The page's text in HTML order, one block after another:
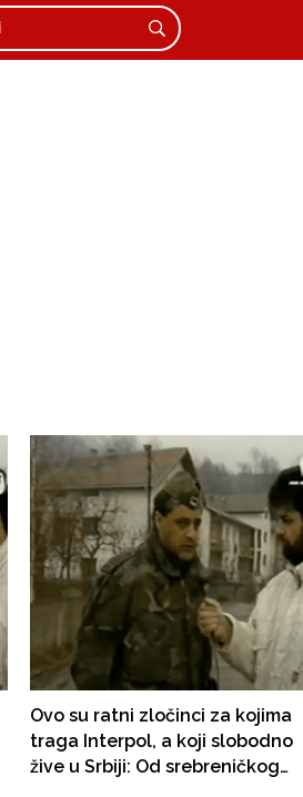
Ovo su ratni zločinci za kojima
traga Interpol, a koji slobodno
žive u Srbiji: Od srebreničkog